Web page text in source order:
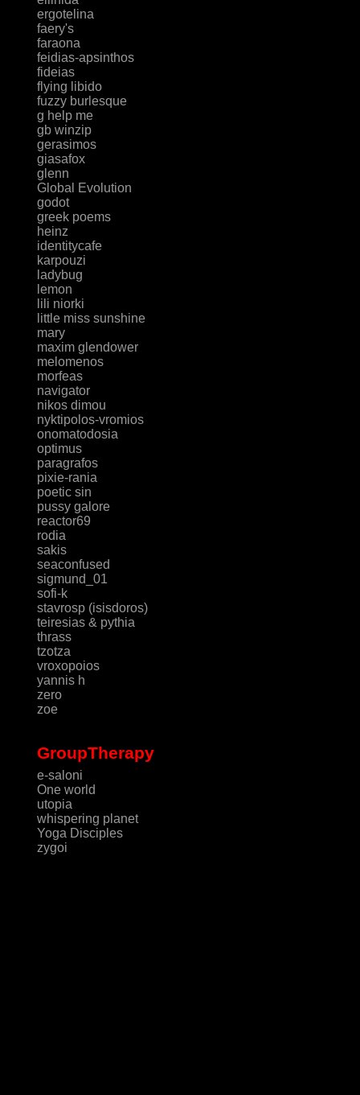
ergotelina
faery's
faraona
feidias-apsinthos
fideias
flying libido
fuzzy burlesque
g help me
gb winzip
gerasimos
giasafox
glenn
Global Evolution
godot
greek poems
heinz
identitycafe
karpouzi
ladybug
lemon
lili niorki
little miss sunshine
mary
maxim glendower
melomenos
morfeas
navigator
nikos dimou
nyktipolos-vromios
onomatodosia
optimus
paragrafos
pixie-rania
poetic sin
pussy galore
reactor69
rodia
sakis
seaconfused
sigmund_01
sofi-k
stavrosp (isisdoros)
teiresias & pythia
thrass
tzotza
vroxopoios
yannis h
zero
zoe
GroupTherapy
e-saloni
One world
utopia
whispering planet
Yoga Disciples
zygoi